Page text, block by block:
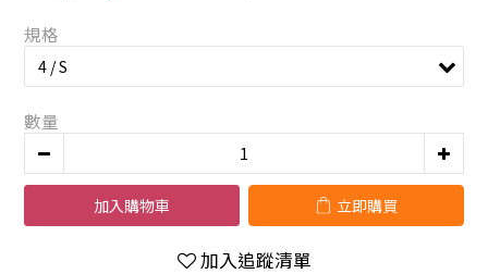
規格
數量
加入購物車 立即購買
加入追蹤清單